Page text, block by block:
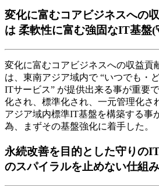
変化に富むコアビジネスへの
は 柔軟性に富む強固なIT基盤
変化に富むコアビジネスへの収益貢
は、東南アジア域内で “いつでも・
ITサービス” が提供出来る事が重要
化され、標準化され、一元管理化さ
アジア域内標準IT基盤を構築する事
為、まずその基盤強化に着手した。
永続改善を目的とした守りの
のスパイラルを止めない仕組